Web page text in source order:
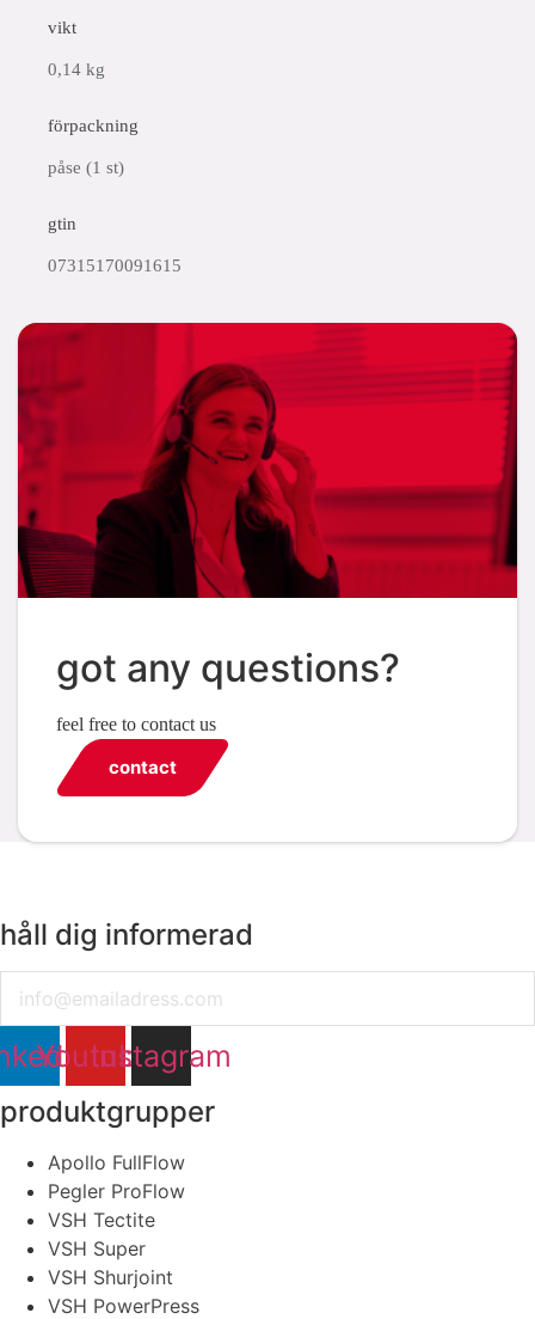
vikt
0,14 kg
förpackning
påse (1 st)
gtin
07315170091615
got any questions?
feel free to contact us
contact
håll dig informerad
Youtube
Instagram
produktgrupper
Apollo FullFlow
Pegler ProFlow
VSH Tectite
VSH Super
VSH Shurjoint
VSH PowerPress